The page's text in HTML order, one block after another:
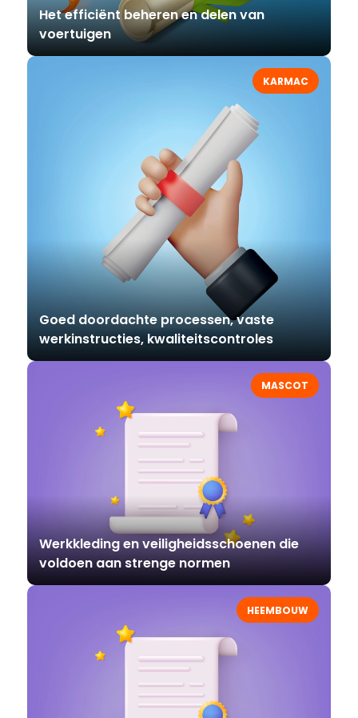
Het efficiënt beheren en delen van
voertuigen
KARMAC
Goed doordachte processen, vaste
werkinstructies, kwaliteitscontroles
MASCOT
Werkkleding en veiligheidsschoenen die
voldoen aan strenge normen
HEEMBOUW